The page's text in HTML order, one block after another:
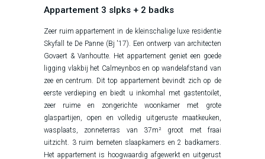
Appartement 3 slpks + 2 badks
Zeer ruim appartement in de kleinschalige luxe residentie
Skyfall te De Panne (Bj '17). Een ontwerp van architecten
Govaert & Vanhoutte. Het appartement geniet een goede
ligging vlakbij het Calmeynbos en op wandelafstand van
zee en centrum. Dit top appartement bevindt zich op de
eerste verdieping en biedt u inkomhal met gastentoilet,
zeer ruime en zongerichte woonkamer met grote
glaspartijen, open en volledig uitgeruste maatkeuken,
wasplaats, zonneterras van 37m² groot met fraai
uitzicht. 3 ruim bemeten slaapkamers en 2 badkamers.
Het appartement is hoogwaardig afgewerkt en uitgerust